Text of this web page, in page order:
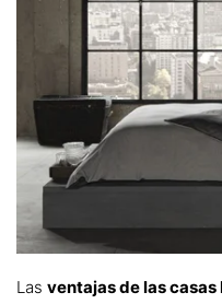
Las ventajas de las